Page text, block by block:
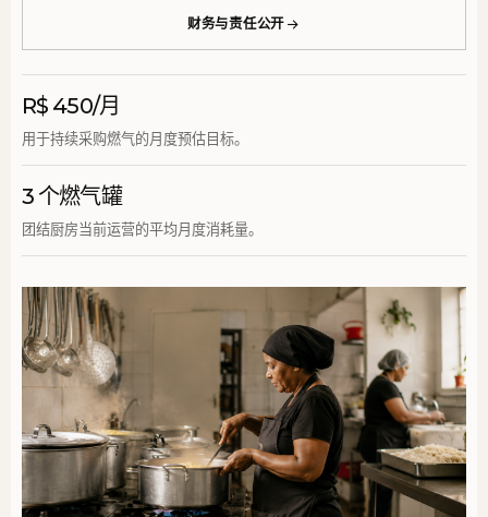
财务与责任公开
R$ 450/月
用于持续采购燃气的月度预估目标。
3 个燃气罐
团结厨房当前运营的平均月度消耗量。